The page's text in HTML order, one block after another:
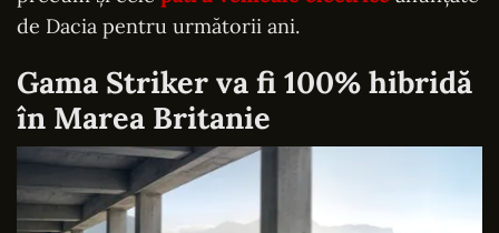
de Dacia pentru următorii ani.
Gama Striker va fi 100% hibridă
în Marea Britanie